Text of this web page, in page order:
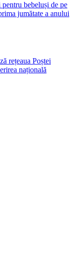
bebeluși de pe
jumătate a anului
rețeaua Poștei
națională